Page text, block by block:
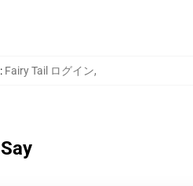
: Fairy Tail ログイン,